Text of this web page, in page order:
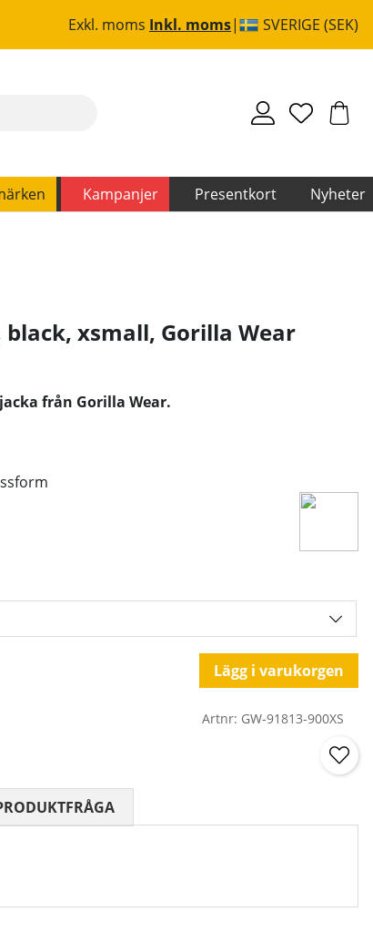
Exkl. moms Inkl. moms SVERIGE (SEK)
Kampanjer Presentkort Nyheter
black, xsmall, Gorilla Wear
från Gorilla Wear.
Lägg i varukorgen
Artnr: GW-91813-900XS
5 ANTAL BETYG 0